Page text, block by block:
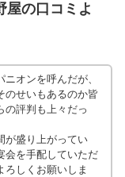
屋の口コミよ
オンを呼んだが、
のせいもあるのか皆
の評判も上々だっ
が盛り上がってい
会を手配していただ
ろしくお願いしま